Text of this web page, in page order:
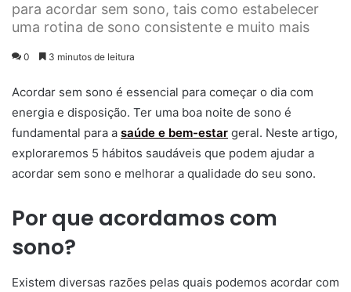
para acordar sem sono, tais como estabelecer
uma rotina de sono consistente e muito mais
0 3 minutos de leitura
Acordar sem sono é essencial para começar o dia com
energia e disposição. Ter uma boa noite de sono é
fundamental para a saúde e bem-estar geral. Neste artigo,
exploraremos 5 hábitos saudáveis que podem ajudar a
acordar sem sono e melhorar a qualidade do seu sono.
Por que acordamos com
sono?
Existem diversas razões pelas quais podemos acordar com